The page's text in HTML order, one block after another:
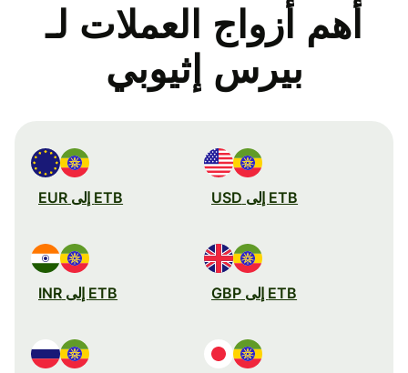
أهم أزواج العملات لـ
بيرس إثيوبي
ETB إلى USD ETB إلى EUR
ETB إلى GBP ETB إلى INR